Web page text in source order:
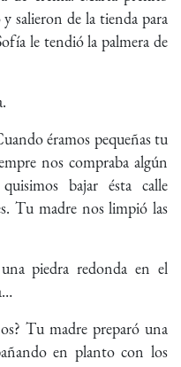
salieron de la tienda para
le tendió la palmera de
éramos pequeñas tu
nos compraba algún
bajar ésta calle
Tu madre nos limpió las
piedra redonda en el
Tu madre preparó una
en planto con los